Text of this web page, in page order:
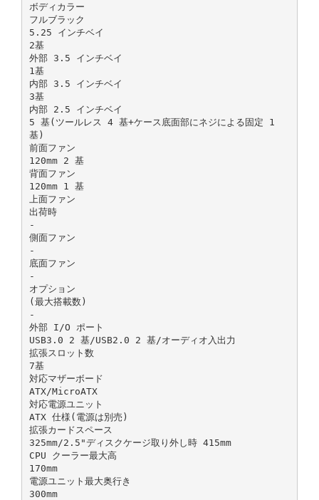
ボディカラー
フルブラック
5.25 インチベイ
2基
外部 3.5 インチベイ
1基
内部 3.5 インチベイ
3基
内部 2.5 インチベイ
5 基(ツールレス 4 基+ケース底面部にネジによる固定 1
基)
前面ファン
120mm 2 基
背面ファン
120mm 1 基
上面ファン
出荷時
-
側面ファン
-
底面ファン
-
オプション
(最大搭載数)
-
外部 I/O ポート
USB3.0 2 基/USB2.0 2 基/オーディオ入出力
拡張スロット数
7基
対応マザーボード
ATX/MicroATX
対応電源ユニット
ATX 仕様(電源は別売)
拡張カードスペース
325mm/2.5"ディスクケージ取り外し時 415mm
CPU クーラー最大高
170mm
電源ユニット最大奥行き
300mm